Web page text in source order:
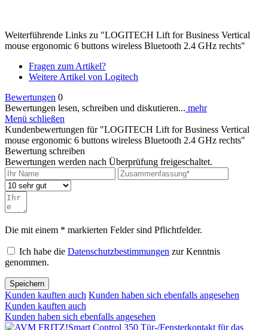
Weiterführende Links zu "LOGITECH Lift for Business Vertical
mouse ergonomic 6 buttons wireless Bluetooth 2.4 GHz rechts"
Fragen zum Artikel?
Weitere Artikel von Logitech
Bewertungen 0
Bewertungen lesen, schreiben und diskutieren... mehr
Menü schließen
Kundenbewertungen für "LOGITECH Lift for Business Vertical
mouse ergonomic 6 buttons wireless Bluetooth 2.4 GHz rechts"
Bewertung schreiben
Bewertungen werden nach Überprüfung freigeschaltet.
Die mit einem * markierten Felder sind Pflichtfelder.
Ich habe die Datenschutzbestimmungen zur Kenntnis
genommen.
Speichern
Kunden kauften auch Kunden haben sich ebenfalls angesehen
Kunden kauften auch
Kunden haben sich ebenfalls angesehen